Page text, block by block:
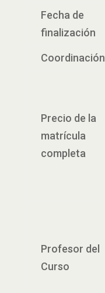
Fecha de
finalización
Coordinación
Precio de la
matrícula
completa
Profesor del
Curso